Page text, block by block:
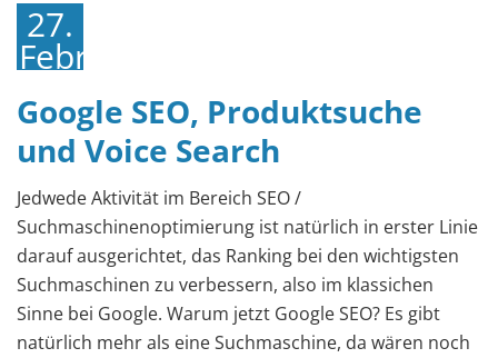
27.
Februar
Google SEO, Produktsuche
und Voice Search
Jedwede Aktivität im Bereich SEO /
Suchmaschinenoptimierung ist natürlich in erster Linie
darauf ausgerichtet, das Ranking bei den wichtigsten
Suchmaschinen zu verbessern, also im klassichen
Sinne bei Google. Warum jetzt Google SEO? Es gibt
natürlich mehr als eine Suchmaschine, da wären noch